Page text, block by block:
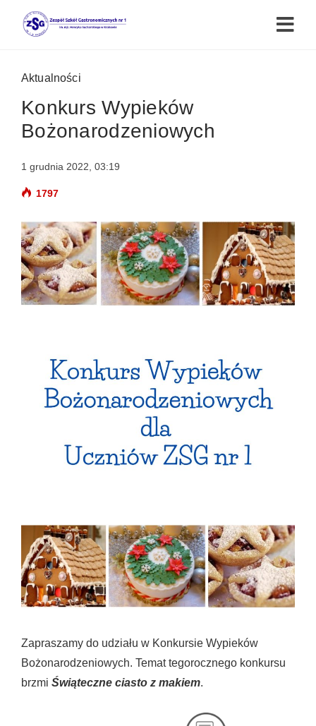
Aktualności
Konkurs Wypieków
Bożonarodzeniowych
1 grudnia 2022, 03:19
1797
Zapraszamy do udziału w Konkursie Wypieków
Bożonarodzeniowych. Temat tegorocznego konkursu
brzmi Świąteczne ciasto z makiem.